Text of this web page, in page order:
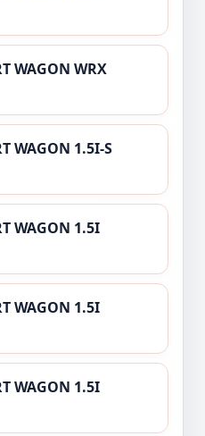
WAGON WRX
WAGON 1.5I-S
WAGON 1.5I
WAGON 1.5I
WAGON 1.5I